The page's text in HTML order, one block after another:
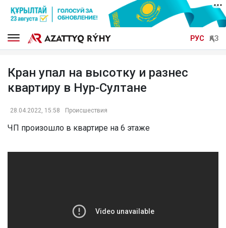
РУС ҚАЗ
Кран упал на высотку и разнес
квартиру в Нур-Султане
28.04.2022, 15:58 Происшествия
ЧП произошло в квартире на 6 этаже